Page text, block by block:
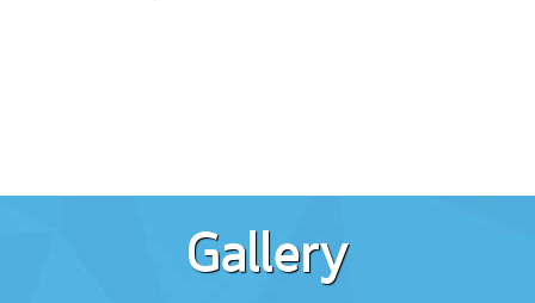
Gallery